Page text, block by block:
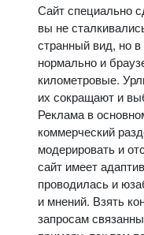
Сайт специально
вы не
странный вид, но в
нормально и
километровые.
их сокращают и
Реклама в
коммерческий
модерировать и
сайт имеет
проводилась и
и мнений. Взять
запросам